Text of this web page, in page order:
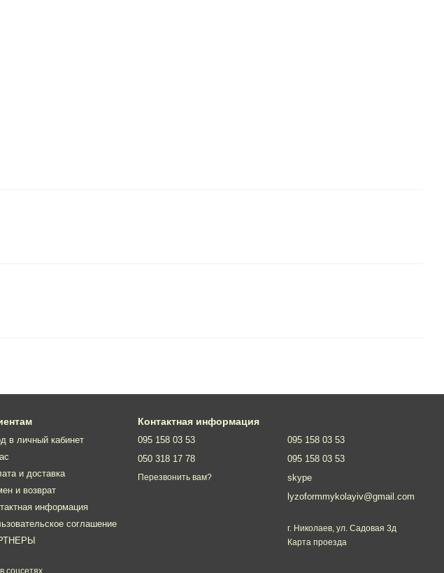
в личный кабинет
и доставка
и возврат
информация
соглашение
соцсетях
Контактная информация
095 158 03 53
050 318 17 78
Перезвонить вам?
095 158 03 53
095 158 03 53
skype
lyzoformmykolayiv@gmail.com
г. Николаев, ул. Садовая 3д
Карта проезда